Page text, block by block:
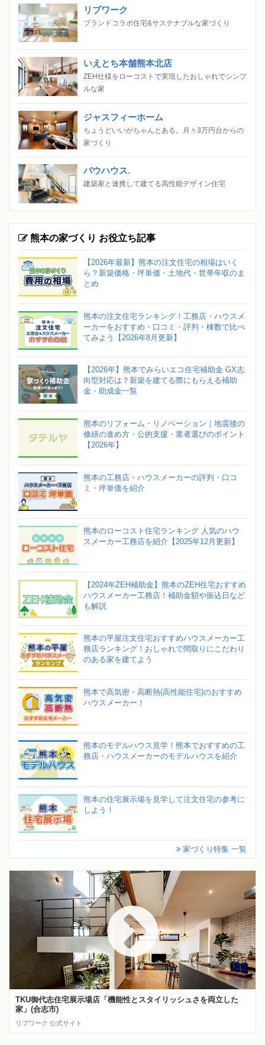
リブワーク
ブランドコラボ住宅&サステナブルな家づくり
いえとち本舗熊本北店
ZEH仕様をローコストで実現したおしゃれでシンプ
ルな家
ジャスフィーホーム
ちょうどいいがちゃんとある。月々3万円台からの
家づくり
バウハウス.
建築家と連携して建てる高性能デザイン住宅
熊本の家づくり お役立ち記事
【2026年最新】熊本の注文住宅の相場はいく
ら？新築価格・坪単価・土地代・世帯年収のま
とめ
熊本の注文住宅ランキング！工務店・ハウスメ
ーカーをおすすめ・口コミ・評判・棟数で比べ
てみよう【2026年8月更新】
【2026年】熊本でみらいエコ住宅補助金 GX志
向型対応は？新築を建てる際にもらえる補助
金・助成金一覧
熊本のリフォーム・リノベーション｜地震後の
修繕の進め方・公的支援・業者選びのポイント
【2026年】
熊本の工務店・ハウスメーカーの評判・口コ
ミ・坪単価を紹介
熊本のローコスト住宅ランキング 人気のハウ
スメーカー工務店を紹介【2025年12月更新】
【2024年ZEH補助金】熊本のZEH住宅おすすめ
ハウスメーカー工務店！補助金額や振込日など
も解説
熊本の平屋注文住宅おすすめハウスメーカー工
務店ランキング！おしゃれで間取りにこだわり
のある家を建てよう
熊本で高気密・高断熱(高性能住宅)のおすすめ
ハウスメーカー！
熊本のモデルハウス見学！熊本でおすすめの工
務店・ハウスメーカーのモデルハウスを紹介
熊本の住宅展示場を見学して注文住宅の参考に
しよう！
家づくり特集 一覧
TKU御代志住宅展示場店「機能性とスタイリッシュさを両立した
家」(合志市)
リブワーク 公式サイト